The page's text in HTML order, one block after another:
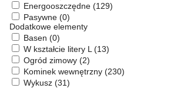
Energooszczędne (129)
Pasywne (0)
Dodatkowe elementy
Basen (0)
W kształcie litery L (13)
Ogród zimowy (2)
Kominek wewnętrzny (230)
Wykusz (31)